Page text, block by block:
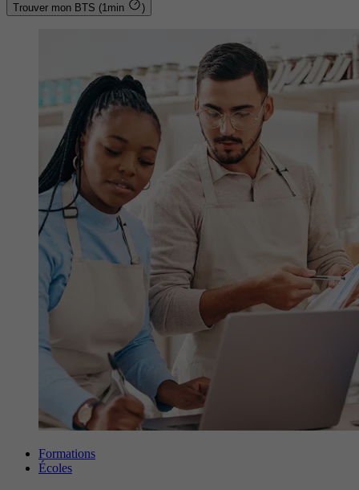
Trouver mon BTS (1min )
Formations
Écoles